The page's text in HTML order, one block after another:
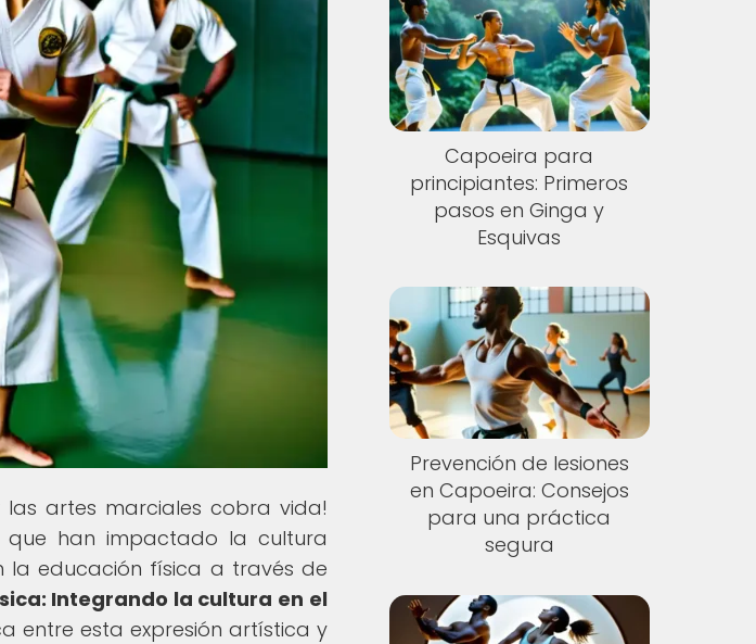
artes marciales cobra vida!
que han impactado la cultura
la educación física a través de
Integrando la cultura en el
entre esta expresión artística y
Capoeira para
principiantes: Primeros
pasos en Ginga y
Esquivas
Prevención de lesiones
en Capoeira: Consejos
para una práctica
segura